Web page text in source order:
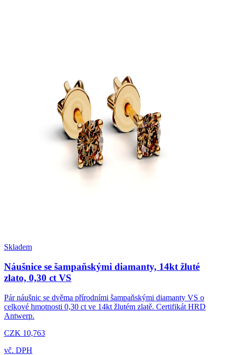
Skladem
Náušnice se šampaňskými diamanty, 14kt žluté
zlato, 0,30 ct VS
Pár náušnic se dvěma přírodními šampaňskými diamanty VS o
celkové hmotnosti 0,30 ct ve 14kt žlutém zlatě. Certifikát HRD
Antwerp.
CZK 10,763
vč. DPH